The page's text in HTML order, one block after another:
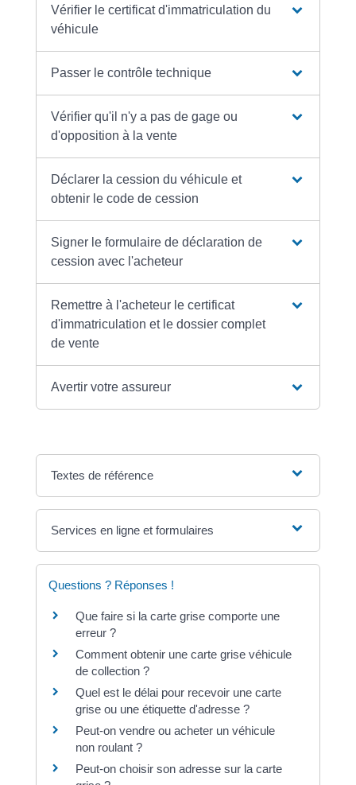
Vérifier le certificat d'immatriculation du
véhicule
Passer le contrôle technique
Vérifier qu'il n'y a pas de gage ou
d'opposition à la vente
Déclarer la cession du véhicule et
obtenir le code de cession
Signer le formulaire de déclaration de
cession avec l'acheteur
Remettre à l'acheteur le certificat
d'immatriculation et le dossier complet
de vente
Avertir votre assureur
Textes de référence
Services en ligne et formulaires
Questions ? Réponses !
Que faire si la carte grise comporte une
erreur ?
Comment obtenir une carte grise véhicule
de collection ?
Quel est le délai pour recevoir une carte
grise ou une étiquette d'adresse ?
Peut-on vendre ou acheter un véhicule
non roulant ?
Peut-on choisir son adresse sur la carte